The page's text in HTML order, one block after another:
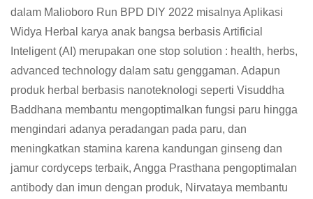
dalam Malioboro Run BPD DIY 2022 misalnya Aplikasi
Widya Herbal karya anak bangsa berbasis Artificial
Inteligent (AI) merupakan one stop solution : health, herbs,
advanced technology dalam satu genggaman. Adapun
produk herbal berbasis nanoteknologi seperti Visuddha
Baddhana membantu mengoptimalkan fungsi paru hingga
mengindari adanya peradangan pada paru, dan
meningkatkan stamina karena kandungan ginseng dan
jamur cordyceps terbaik, Angga Prasthana pengoptimalan
antibody dan imun dengan produk, Nirvataya membantu